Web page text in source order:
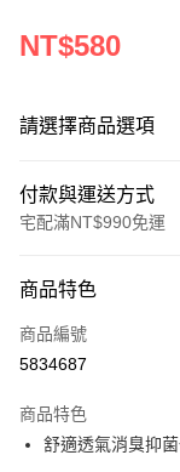
NT$580
請選擇商品選項
付款與運送方式
宅配滿NT$990免運
信用卡一次付款
LINE Pay
悠遊付
商品特色
商品編號
5834687
商品特色
舒適透氣消臭抑